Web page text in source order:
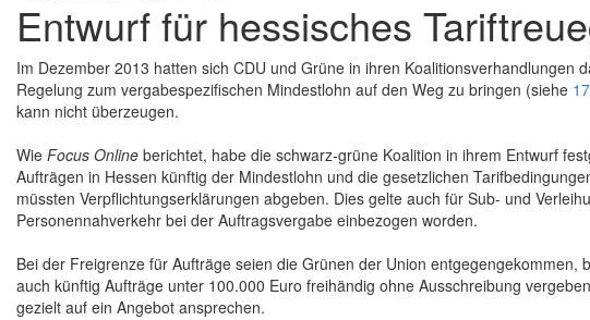
Entwurf für hessisches
Im Dezember 2013 hatten sich CDU und Grüne in ihren Koalitionsverhandlungen
Regelung zum vergabespezifischen Mindestlohn auf den Weg zu bringen (siehe
kann nicht überzeugen.
Wie Focus Online berichtet, habe die schwarz-grüne Koalition in ihrem Entwurf
Aufträgen in Hessen künftig der Mindestlohn und die gesetzlichen
müssten Verpflichtungserklärungen abgeben. Dies gelte auch für Sub- und
Personennahverkehr bei der Auftragsvergabe einbezogen worden.
Bei der Freigrenze für Aufträge seien die Grünen der Union entgegengekommen,
auch künftig Aufträge unter 100.000 Euro freihändig ohne Ausschreibung
gezielt auf ein Angebot ansprechen.